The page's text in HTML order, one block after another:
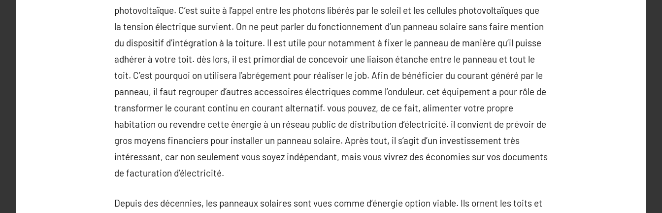
photovoltaïque. C’est suite à l’appel entre les photons libérés par le soleil et les cellules photovoltaïques que
la tension électrique survient. On ne peut parler du fonctionnement d’un panneau solaire sans faire mention
du dispositif d’intégration à la toiture. Il est utile pour notamment à fixer le panneau de manière qu’il puisse
adhérer à votre toit. dès lors, il est primordial de concevoir une liaison étanche entre le panneau et tout le
toit. C’est pourquoi on utilisera l’abrégement pour réaliser le job. Afin de bénéficier du courant généré par le
panneau, il faut regrouper d’autres accessoires électriques comme l’onduleur. cet équipement a pour rôle de
transformer le courant continu en courant alternatif. vous pouvez, de ce fait, alimenter votre propre
habitation ou revendre cette énergie à un réseau public de distribution d’électricité. il convient de prévoir de
gros moyens financiers pour installer un panneau solaire. Après tout, il s’agit d’un investissement très
intéressant, car non seulement vous soyez indépendant, mais vous vivrez des économies sur vos documents
de facturation d’électricité.
Depuis des décennies, les panneaux solaires sont vues comme d’énergie option viable. Ils ornent les toits et